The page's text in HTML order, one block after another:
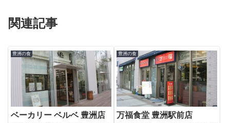
関連記事
豊洲の食
ベーカリー ベルベ 豊洲店
豊洲の食
万福食堂 豊洲駅前店